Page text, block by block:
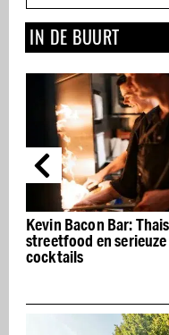
IN DE BUURT
Bacon Bar: Thaise
en serieuze